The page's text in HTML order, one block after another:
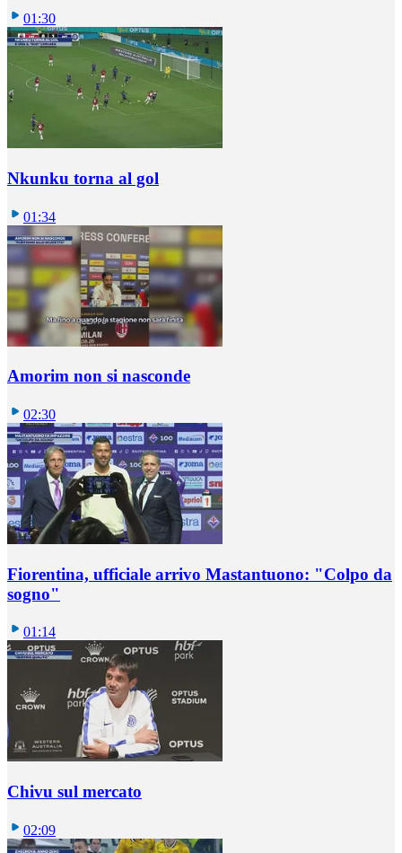
01:30
Nkunku torna al gol
01:34
Amorim non si nasconde
02:30
Fiorentina, ufficiale arrivo Mastantuono: "Colpo da
sogno"
01:14
Chivu sul mercato
02:09